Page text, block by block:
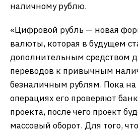
наличному рублю.
«Цифровой рубль — новая
валюты, которая в будущем
дополнительным средством
переводов к привычным
безналичным рублям. Пока
операциях его проверяют
проекта, после чего проект
массовый оборот. Для того,